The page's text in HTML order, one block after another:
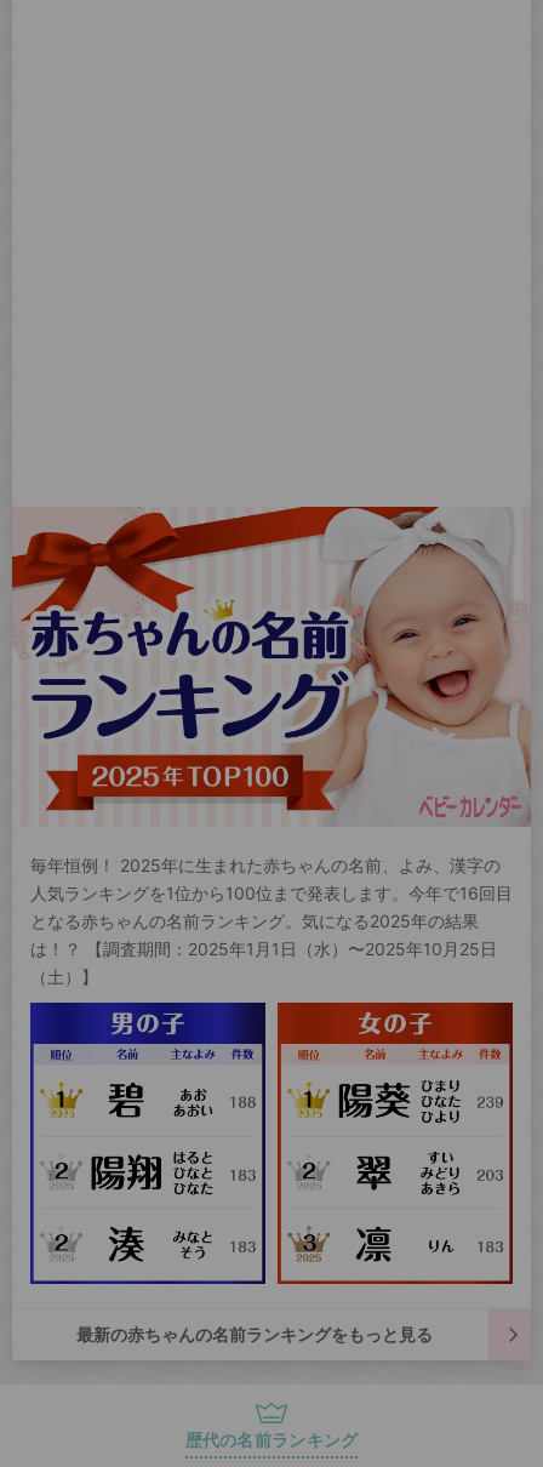
毎年恒例！ 2025年に生まれた赤ちゃんの名前、よみ、漢字の
人気ランキングを1位から100位まで発表します。今年で16回目
となる赤ちゃんの名前ランキング。気になる2025年の結果
は！？ 【調査期間：2025年1月1日（水）〜2025年10月25日
（土）】
最新の赤ちゃんの名前ランキングをもっと見る
歴代の名前ランキング